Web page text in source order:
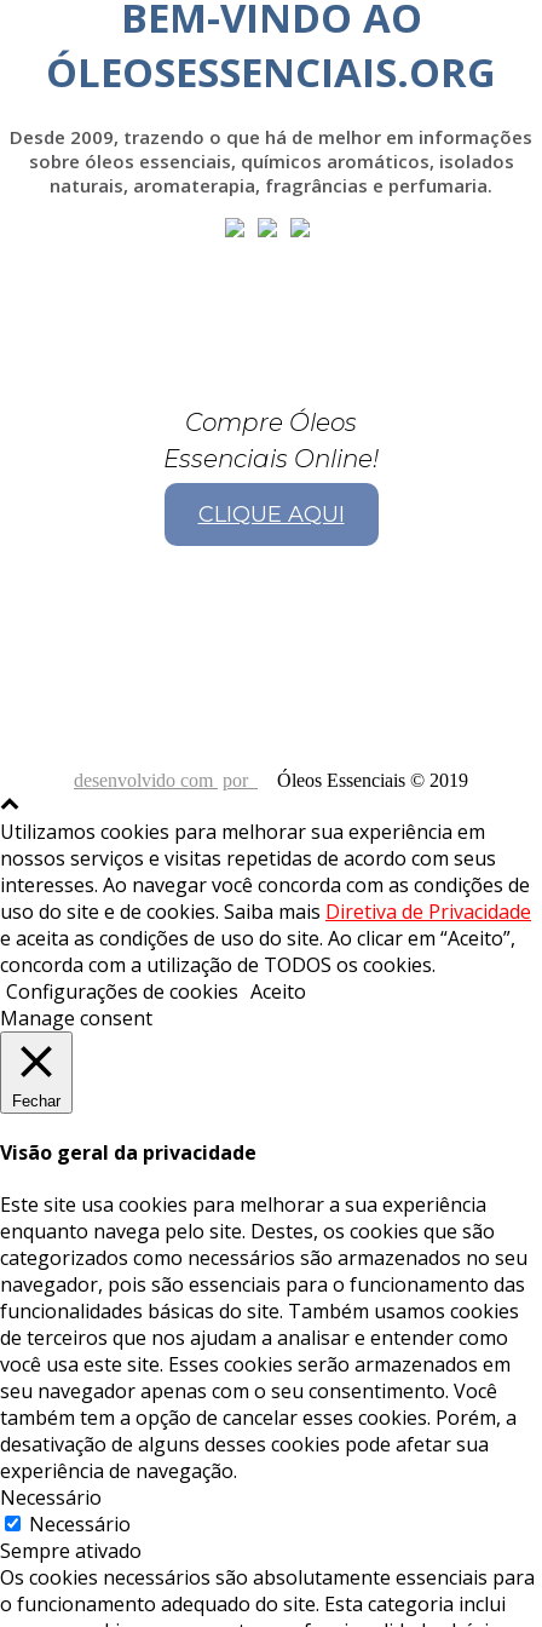
BEM-VINDO AO
ÓLEOSESSENCIAIS.ORG
Desde 2009, trazendo o que há de melhor em informações
sobre óleos essenciais, químicos aromáticos, isolados
naturais, aromaterapia, fragrâncias e perfumaria.
Compre Óleos
Essenciais Online!
CLIQUE AQUI
desenvolvido com por Óleos Essenciais © 2019
Utilizamos cookies para melhorar sua experiência em
nossos serviços e visitas repetidas de acordo com seus
interesses. Ao navegar você concorda com as condições de
uso do site e de cookies. Saiba mais Diretiva de Privacidade
e aceita as condições de uso do site. Ao clicar em “Aceito”,
concorda com a utilização de TODOS os cookies.
Configurações de cookies Aceito
Manage consent
Fechar
Visão geral da privacidade
Este site usa cookies para melhorar a sua experiência
enquanto navega pelo site. Destes, os cookies que são
categorizados como necessários são armazenados no seu
navegador, pois são essenciais para o funcionamento das
funcionalidades básicas do site. Também usamos cookies
de terceiros que nos ajudam a analisar e entender como
você usa este site. Esses cookies serão armazenados em
seu navegador apenas com o seu consentimento. Você
também tem a opção de cancelar esses cookies. Porém, a
desativação de alguns desses cookies pode afetar sua
experiência de navegação.
Necessário
Necessário
Sempre ativado
Os cookies necessários são absolutamente essenciais para
o funcionamento adequado do site. Esta categoria inclui